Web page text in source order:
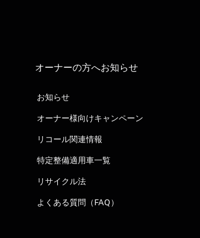
オーナーの方へお知らせ
お知らせ
オーナー様向けキャンペーン
リコール関連情報
特定整備適用車一覧
リサイクル法
よくある質問（FAQ）